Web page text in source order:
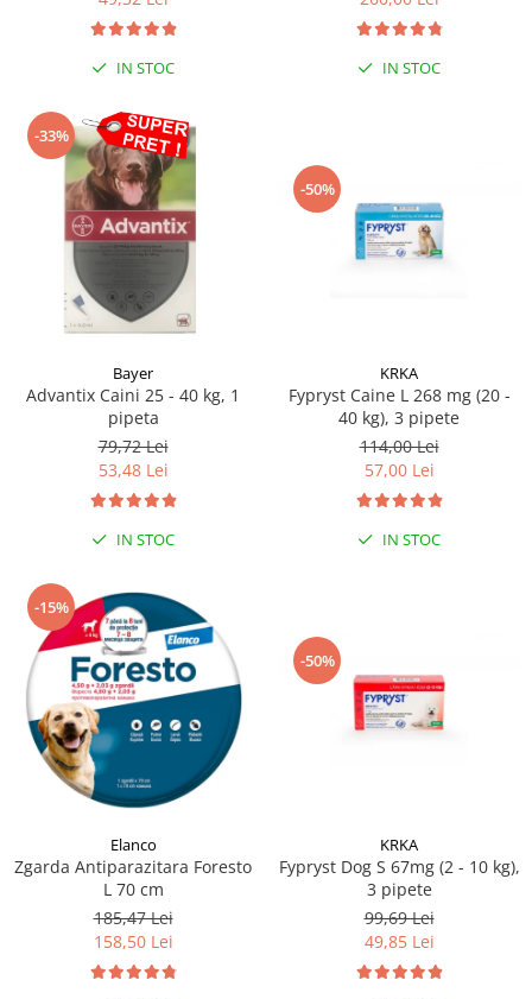
Sampoane si Balsamuri
Servetele Umede
Covorase absorbante
Igiena Catel
Igiena Interior
Perii si descalcitoare caini
Solutii Atractante si repelente
Custi transport - Pisici
Paturi, perne si cosuri pentru pisici
Recompense Delicioase
IN STOC IN STOC
-33%
Bayer
Advantix Caini 25 - 40 kg, 1
pipeta
79,72 Lei
53,48 Lei
IN STOC
-50%
KRKA
Fypryst Caine L 268 mg (20 -
40 kg), 3 pipete
114,00 Lei
57,00 Lei
IN STOC
-15%
Elanco
Zgarda Antiparazitara Foresto
L 70 cm
185,47 Lei
158,50 Lei
-50%
KRKA
Fypryst Dog S 67mg (2 - 10 kg),
3 pipete
99,69 Lei
49,85 Lei